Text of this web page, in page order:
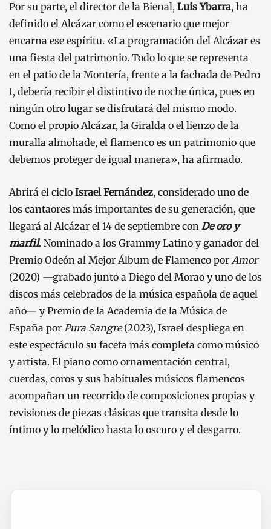
Por su parte, el director de la Bienal, Luis Ybarra, ha
definido el Alcázar como el escenario que mejor
encarna ese espíritu. «La programación del Alcázar es
una fiesta del patrimonio. Todo lo que se representa
en el patio de la Montería, frente a la fachada de Pedro
I, debería recibir el distintivo de noche única, pues en
ningún otro lugar se disfrutará del mismo modo.
Como el propio Alcázar, la Giralda o el lienzo de la
muralla almohade, el flamenco es un patrimonio que
debemos proteger de igual manera», ha afirmado.
Abrirá el ciclo Israel Fernández, considerado uno de
los cantaores más importantes de su generación, que
llegará al Alcázar el 14 de septiembre con De oro y
marfil. Nominado a los Grammy Latino y ganador del
Premio Odeón al Mejor Álbum de Flamenco por Amor
(2020) —grabado junto a Diego del Morao y uno de los
discos más celebrados de la música española de aquel
año— y Premio de la Academia de la Música de
España por Pura Sangre(2023), Israel despliega en
este espectáculo su faceta más completa como músico
y artista. El piano como ornamentación central,
cuerdas, coros y sus habituales músicos flamencos
acompañan un recorrido de composiciones propias y
revisiones de piezas clásicas que transita desde lo
íntimo y lo melódico hasta lo oscuro y el desgarro.